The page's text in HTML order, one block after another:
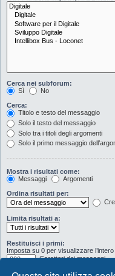
Cerca nei subforum:
Sì
No
Cerca:
Titolo e testo del messaggio
Solo il testo del messaggio
Solo tra i titoli degli argomenti
Solo il primo messaggio
Mostra i risultati come:
Messaggi
Argomenti
Ordina risultati per:
Limita risultati a:
Restituisci i primi:
Imposta su 0 per visualizzare
Caratteri dei messaggi